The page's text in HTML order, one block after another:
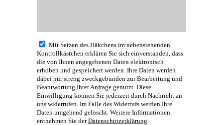
Mit Setzen des Häkchens im nebenstehenden
Kontrollkästchen erklären Sie sich einverstanden, dass
die von Ihnen angegebenen Daten elektronisch
erhoben und gespeichert werden. Ihre Daten werden
dabei nur streng zweckgebunden zur Bearbeitung und
Beantwortung Ihrer Anfrage genutzt. Diese
Einwilligung können Sie jederzeit durch Nachricht an
uns widerrufen. Im Falle des Widerrufs werden Ihre
Daten umgehend gelöscht. Weitere Informationen
entnehmen Sie derDatenschutzerklärung